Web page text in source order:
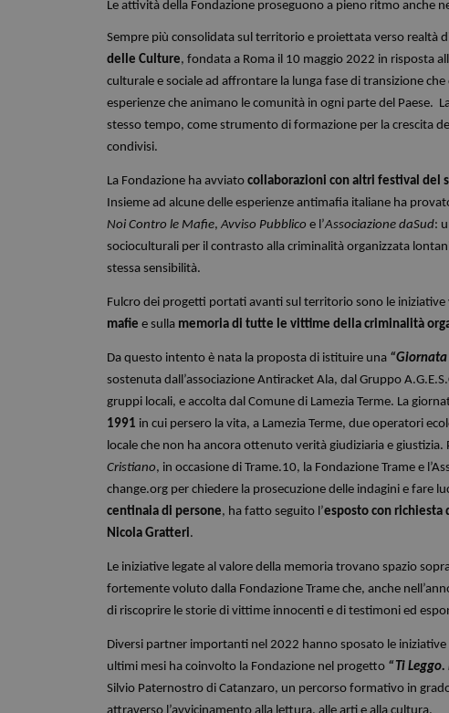
Le attività della Fondazione proseguono a pieno ritmo anche
Sempre più consolidata sul territorio e proiettata verso realtà
delle Culture, fondata a Roma il 10 maggio 2022 in risposta
culturale e sociale ad affrontare la lunga fase di transizione
esperienze che animano le comunità in ogni parte del Paese.
stesso tempo, come strumento di formazione per la crescita
condivisi.
La Fondazione ha avviato collaborazioni con altri festival del
Insieme ad alcune delle esperienze antimafia italiane ha
Noi Contro le Mafie, Avviso Pubblico e l’Associazione daSud:
socioculturali per il contrasto alla criminalità organizzata
stessa sensibilità.
Fulcro dei progetti portati avanti sul territorio sono le iniziative
mafie e sulla memoria di tutte le vittime della criminalità
Da questo intento è nata la proposta di istituire una
sostenuta dall’associazione Antiracket Ala, dal Gruppo
gruppi locali, e accolta dal Comune di Lamezia Terme. La
1991 in cui persero la vita, a Lamezia Terme, due operatori
locale che non ha ancora ottenuto verità giudiziaria e
Cristiano, in occasione di Trame.10, la Fondazione Trame e
change.org per chiedere la prosecuzione delle indagini e fare
centinaia di persone, ha fatto seguito l’esposto con richiesta
Nicola Gratteri.
Le iniziative legate al valore della memoria trovano spazio
fortemente voluto dalla Fondazione Trame che, anche
di riscoprire le storie di vittime innocenti e di testimoni ed
Diversi partner importanti nel 2022 hanno sposato le iniziative
ultimi mesi ha coinvolto la Fondazione nel progetto “Ti
Silvio Paternostro di Catanzaro, un percorso formativo in